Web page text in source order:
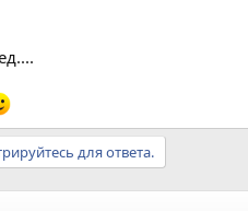
для ответа.